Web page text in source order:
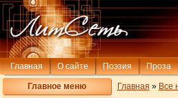
Главная О сайте Поэзия Проза
Главное меню
Главная » Все